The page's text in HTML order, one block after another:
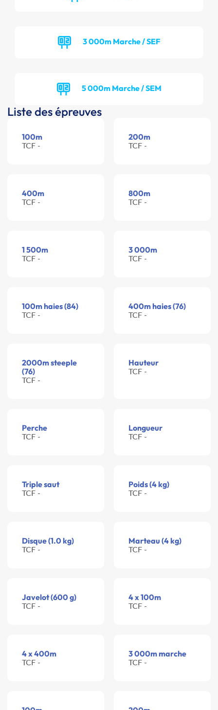
3 000m Marche / SEF
5 000m Marche / SEM
Liste des épreuves
100m
TCF -
200m
TCF -
400m
TCF -
800m
TCF -
1 500m
TCF -
3 000m
TCF -
100m haies (84)
TCF -
400m haies (76)
TCF -
2000m steeple
(76)
TCF -
Hauteur
TCF -
Perche
TCF -
Longueur
TCF -
Triple saut
TCF -
Poids (4 kg)
TCF -
Disque (1.0 kg)
TCF -
Marteau (4 kg)
TCF -
Javelot (600 g)
TCF -
4 x 100m
TCF -
4 x 400m
TCF -
3 000m marche
TCF -